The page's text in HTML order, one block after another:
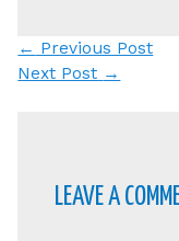
Post
navigation
← Previous Post
Next Post →
LEAVE A